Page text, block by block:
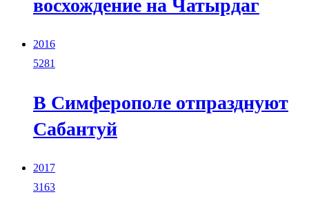
восхождение на Чатырдаг
2016
5281
В Симферополе отпразднуют
Сабантуй
2017
3163